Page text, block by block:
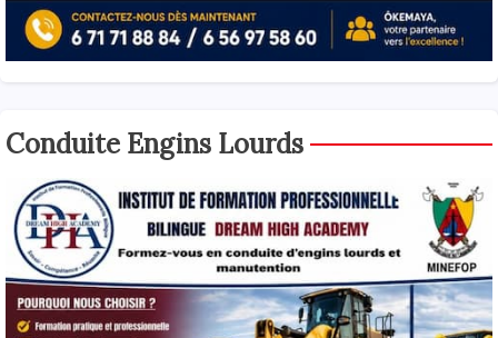
Conduite Engins Lourds